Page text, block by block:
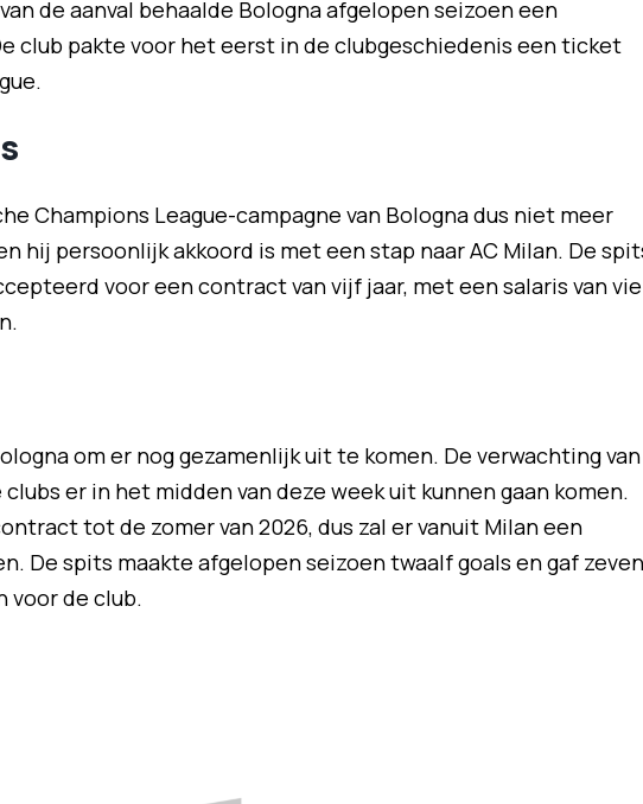
de aanval behaalde Bologna afgelopen seizoen een
club pakte voor het eerst in de clubgeschiedenis een ticket
Champions League-campagne van Bologna dus niet meer
hij persoonlijk akkoord is met een stap naar AC Milan. De
voor een contract van vijf jaar, met een salaris van
om er nog gezamenlijk uit te komen. De verwachting van
er in het midden van deze week uit kunnen gaan komen.
tot de zomer van 2026, dus zal er vanuit Milan een
De spits maakte afgelopen seizoen twaalf goals en gaf zeven
voor de club.